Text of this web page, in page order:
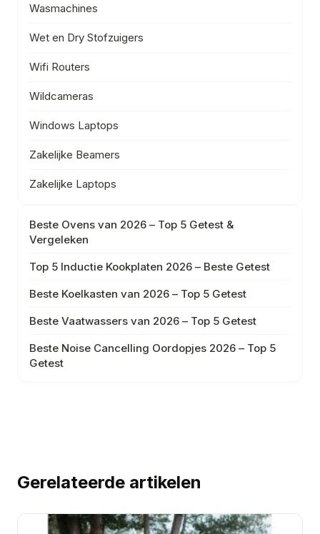
Wasmachines
Wet en Dry Stofzuigers
Wifi Routers
Wildcameras
Windows Laptops
Zakelijke Beamers
Zakelijke Laptops
Beste Ovens van 2026 – Top 5 Getest &
Vergeleken
Top 5 Inductie Kookplaten 2026 – Beste Getest
Beste Koelkasten van 2026 – Top 5 Getest
Beste Vaatwassers van 2026 – Top 5 Getest
Beste Noise Cancelling Oordopjes 2026 – Top 5
Getest
Gerelateerde artikelen